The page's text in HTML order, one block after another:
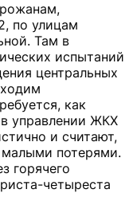
по улицам
Там в
испытаний
центральных
как
управлении ЖКХ
и считают,
потерями.
горячего
четыреста